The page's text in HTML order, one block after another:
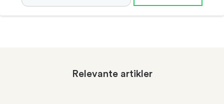
Relevante artikler